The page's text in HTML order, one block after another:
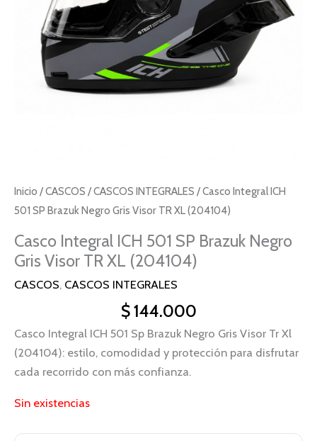
Inicio /CASCOS /CASCOS INTEGRALES / Casco Integral ICH
501 SP Brazuk Negro Gris Visor TR XL (204104)
Casco Integral ICH 501 SP Brazuk Negro
Gris Visor TR XL (204104)
CASCOS, CASCOS INTEGRALES
$144.000
Casco Integral ICH 501 Sp Brazuk Negro Gris Visor Tr Xl
(204104): estilo, comodidad y protección para disfrutar
cada recorrido con más confianza.
Sin existencias